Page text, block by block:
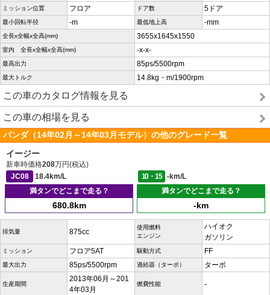
ミッション位置 フロア ドア数 5ドア
最小回転半径 -m 最低地上高 -mm
全長x全幅x全高(mm) 3655x1645x1550
室内 全長x全幅x全高(mm) -x-x-
最高出力 85ps/5500rpm
最大トルク 14.8kg・m/1900rpm
この車のカタログ情報を見る
この車の相場を見る
パンダ（14年02月～14年03月モデル）の他のグレード一覧
イージー
新車時価格208万円(税込)
JC08
18.4km/L 10・15
-km/L
満タンでどこまで走る？
680.8km
満タンでどこまで走る？
-km
排気量 875cc
使用燃料
エンジン
ハイオク
ガソリン
ミッション フロア5AT 駆動方式 FF
最大出力 85ps/5500rpm 過給器（ターボ） ターボ
生産期間
2013年06月～201
4年03月
燃費性能 -